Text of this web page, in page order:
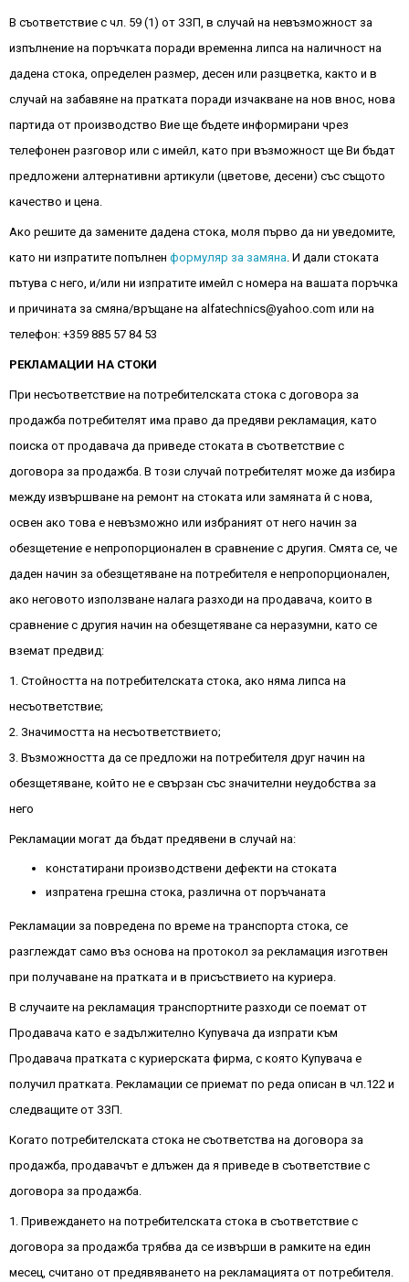
В съответствие с чл. 59 (1) от ЗЗП, в случай на невъзможност за
изпълнение на поръчката поради временна липса на наличност на
дадена стока, определен размер, десен или разцветка, както и в
случай на забавяне на пратката поради изчакване на нов внос, нова
партида от производство Вие ще бъдете информирани чрез
телефонен разговор или с имейл, като при възможност ще Ви бъдат
предложени алтернативни артикули (цветове, десени) със същото
качество и цена.
Ако решите да замените дадена стока, моля първо да ни уведомите,
като ни изпратите попълнен формуляр за замяна. И дали стоката
пътува с него, и/или ни изпратите имейл с номера на вашата поръчка
и причината за смяна/връщане на alfatechnics@yahoo.com или на
телефон: +359 885 57 84 53
РЕКЛАМАЦИИ НА СТОКИ
При несъответствие на потребителската стока с договора за
продажба потребителят има право да предяви рекламация, като
поиска от продавача да приведе стоката в съответствие с
договора за продажба. В този случай потребителят може да избира
между извършване на ремонт на стоката или замяната й с нова,
освен ако това е невъзможно или избраният от него начин за
обезщетение е непропорционален в сравнение с другия. Смята се, че
даден начин за обезщетяване на потребителя е непропорционален,
ако неговото използване налага разходи на продавача, които в
сравнение с другия начин на обезщетяване са неразумни, като се
вземат предвид:
1. Стойността на потребителската стока, ако няма липса на
несъответствие;
2. Значимостта на несъответствието;
3. Възможността да се предложи на потребителя друг начин на
обезщетяване, който не е свързан със значителни неудобства за
него
Рекламации могат да бъдат предявени в случай на:
констатирани производствени дефекти на стоката
изпратена грешна стока, различна от поръчаната
Рекламации за повредена по време на транспорта стока, се
разглеждат само въз основа на протокол за рекламация изготвен
при получаване на пратката и в присъствието на куриера.
В случаите на рекламация транспортните разходи се поемат от
Продавача като е задължително Купувача да изпрати към
Продавача пратката с куриерската фирма, с която Купувача е
получил пратката. Рекламации се приемат по реда описан в чл.122 и
следващите от ЗЗП.
Когато потребителската стока не съответства на договора за
продажба, продавачът е длъжен да я приведе в съответствие с
договора за продажба.
1. Привеждането на потребителската стока в съответствие с
договора за продажба трябва да се извърши в рамките на един
месец, считано от предявяването на рекламацията от потребителя.